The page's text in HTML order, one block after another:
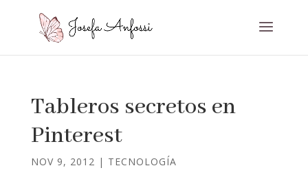
Tableros secretos en
Pinterest
NOV 9, 2012 | TECNOLOGÍA